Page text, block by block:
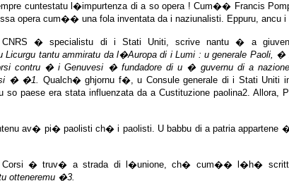
cuntestatu l�impurtenza di a so opera ! Cum�� Francis
opera cum�� una fola inventata da i naziunalisti. Eppuru, ancu
CNRS � specialistu di i Stati Uniti, scrive nantu � a
tantu ammiratu da l�Auropa di i Lumi : u generale Paoli,
contru � i Genuvesi � fundadore di u � guvernu di a
� �1. Qualch� ghjornu f�, u Consule generale di i Stati Uniti
so paese era stata influenzata da a Custituzione paolina2.
av� pi� paolisti ch� i paolisti. U babbu di a patria appartene
Corsi � truv� a strada di l�unione, ch� cum�� l�h�
otteneremu �3.